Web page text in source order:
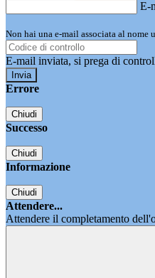
E-
Non hai una e-mail associata al nome
E-mail inviata, si prega di
Errore
Chiudi
Successo
Chiudi
Informazione
Chiudi
Attendere...
Attendere il completamento